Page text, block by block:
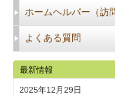
ホームヘルパー（訪
よくある質問
最新情報
2025年12月29日